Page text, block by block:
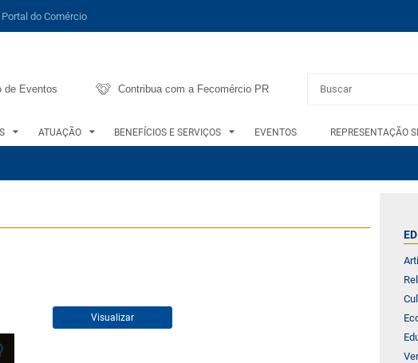
Portal do Comércio
de Eventos Contribua com a Fecomércio PR
ATUAÇÃO BENEFÍCIOS E SERVIÇOS EVENTOS REPRESENTAÇÃO
Visualizar